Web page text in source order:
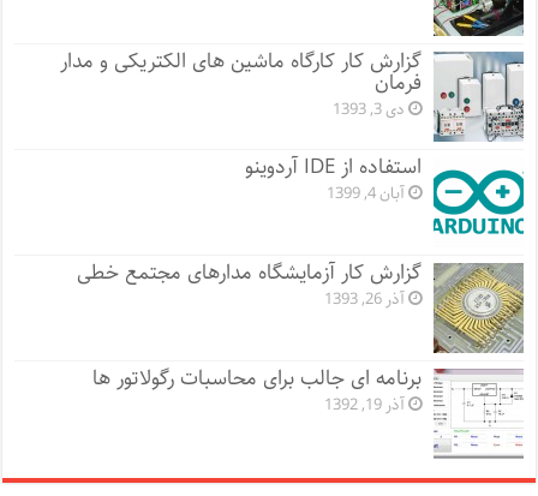
گزارش کار کارگاه ماشین های الکتریکی و مدار
فرمان
دی 3, 1393
استفاده از IDE آردوینو
آبان 4, 1399
گزارش کار آزمایشگاه مدارهای مجتمع خطی
آذر 26, 1393
برنامه ای جالب برای محاسبات رگولاتور ها
آذر 19, 1392